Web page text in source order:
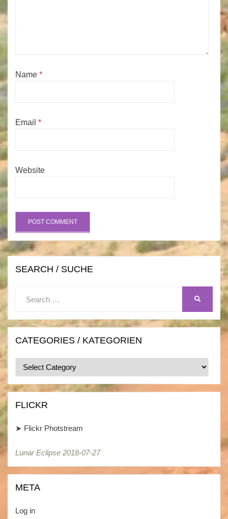
Name *
Email *
Website
SEARCH / SUCHE
SEARCH
CATEGORIES / KATEGORIEN
Categories
/
Kategorien
FLICKR
➤ Flickr Photstream
Lunar Eclipse 2018-07-27
Lunar Eclipse 2018-07-27
META
Log in